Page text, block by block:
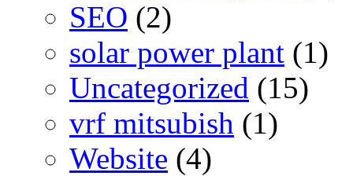
SEO (2)
solar power plant (1)
Uncategorized (15)
vrf mitsubish (1)
Website (4)